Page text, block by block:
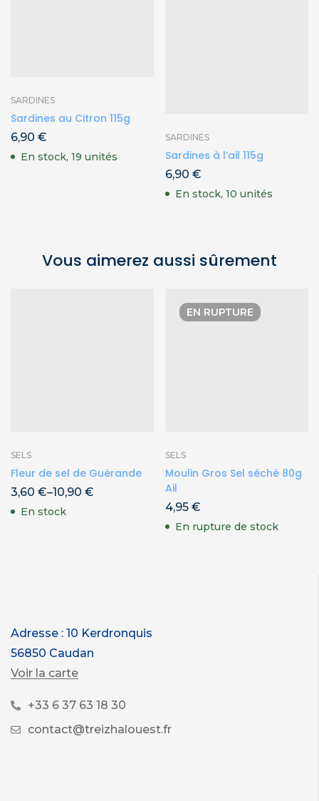
SARDINES
Sardines au Citron 115g
6,90 €
En stock, 19 unités
SARDINES
Sardines à l’ail 115g
6,90 €
En stock, 10 unités
Vous aimerez aussi sûrement
SELS
Fleur de sel de Guérande
3,60 €–10,90 €
En stock
EN RUPTURE
SELS
Moulin Gros Sel séché 80g
Ail
4,95 €
En rupture de stock
Adresse : 10 Kerdronquis
56850 Caudan
Voir la carte
+33 6 37 63 18 30
contact@treizhalouest.fr